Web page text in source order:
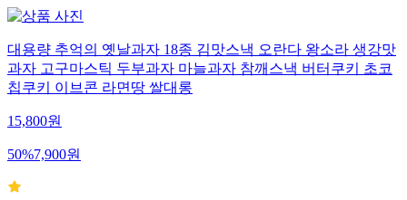
대용량 추억의 옛날과자 18종 김맛스낵 오란다 왕소라 생강맛
과자 고구마스틱 두부과자 마늘과자 참깨스낵 버터쿠키 초코
칩쿠키 이브콘 라면땅 쌀대롱
15,800원
50%7,900원